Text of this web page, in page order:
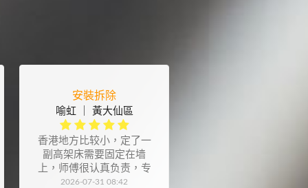
安裝拆除
喻虹 ｜ 黃大仙區
香港地方比较小，定了一
副高架床需要固定在墙
上，师傅很认真负责，专
业态度也很严谨。另外感
2026-07-31 08:42